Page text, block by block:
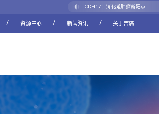
/ 资源中心 / 新闻资讯 / 关于吉满